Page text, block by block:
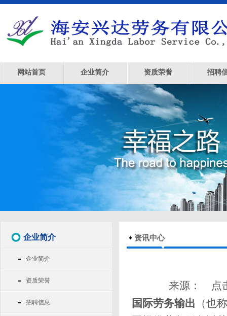
网站首页 企业简介 资质荣誉 招聘
企业简介
企业简介
资质荣誉
招聘信息
资讯中心
来源： 点
国际劳务输出 （也